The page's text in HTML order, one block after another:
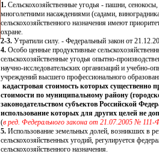
1. Сельскохозяйственные угодья - пашни,
многолетними насаждениями (садами,
сельскохозяйственного назначения имеют
охране.
2-3. Утратили силу. - Федеральный закон от
4. Особо ценные продуктивные
сельскохозяйственные угодья опытно-
научно-исследовательских организаций и учебно-
учреждений высшего профессионального
кадастровая стоимость которых существенно
стоимости по муниципальному району
законодательством субъектов Российской
использование которых для других целей не
(в ред. Федерального закона от 21.07.2005 № 111-
5. Использование земельных долей, возникших в
сельскохозяйственных угодий, регулируется
сельскохозяйственного назначения.